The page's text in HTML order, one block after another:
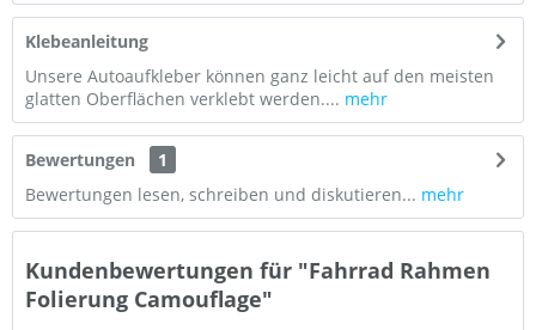
Klebeanleitung
Unsere Autoaufkleber können ganz leicht auf den meisten
glatten Oberflächen verklebt werden.... mehr
Bewertungen
1
Bewertungen lesen, schreiben und diskutieren... mehr
Kundenbewertungen für "Fahrrad Rahmen
Folierung Camouflage"